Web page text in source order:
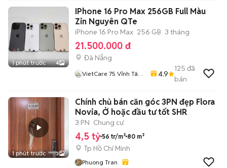
1 phút trước 4
IPhone 16 Pro Max 256GB Full Màu
Zin Nguyên QTe
iPhone 16 Pro Max 256 GB 3 tháng
21.500.000 đ
Đà Nẵng
VietCare 75 Vĩnh Tân
4.9
125 đã
bán
1 phút trước 3
Chính chủ bán căn góc 3PN đẹp Flora
Novia, Ở hoặc đầu tư tốt SHR
3 PN Chung cư
4,5 tỷ 56 tr/m² 80 m²
Tp Hồ Chí Minh
Phuong Tran